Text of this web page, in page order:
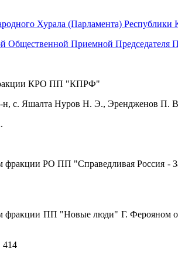
Хурала (Парламента) Республики
Общественной Приемной
КРО ПП "КПРФ"
р-н, с. Яшалта Нуров Н. Э., Эрендженов
фракции РО ПП "Справедливая Россия -
фракции ПП "Новые люди" Г. Ферояном
414